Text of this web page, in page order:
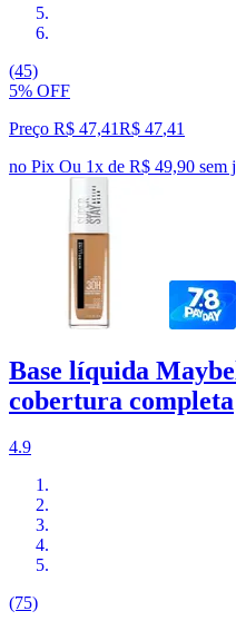
(45)
5% OFF
Preço R$ 47,41R$ 47,41
no Pix Ou 1x de R$ 49,90 sem
Base líquida
cobertura completa
4.9
(75)